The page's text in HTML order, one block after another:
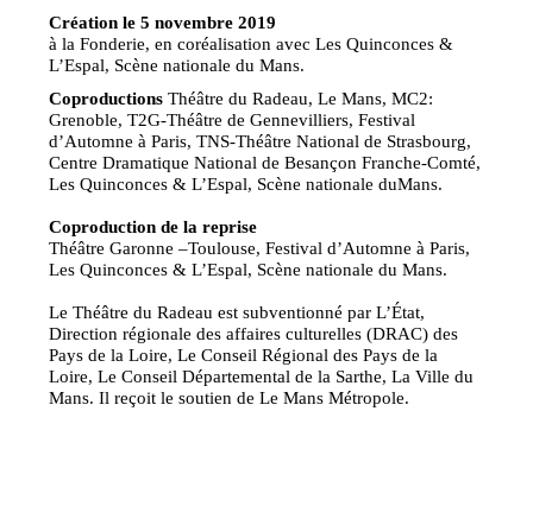
Création le 5 novembre 2019
à la Fonderie, en coréalisation avec Les Quinconces &
L’Espal, Scène nationale du Mans.
Coproductions Théâtre du Radeau, Le Mans, MC2:
Grenoble, T2G-Théâtre de Gennevilliers, Festival
d’Automne à Paris, TNS-Théâtre National de Strasbourg,
Centre Dramatique National de Besançon Franche-Comté,
Les Quinconces & L’Espal, Scène nationale duMans.
Coproduction de la reprise
Théâtre Garonne –Toulouse, Festival d’Automne à Paris,
Les Quinconces & L’Espal, Scène nationale du Mans.
Le Théâtre du Radeau est subventionné par L’État,
Direction régionale des affaires culturelles (DRAC) des
Pays de la Loire, Le Conseil Régional des Pays de la
Loire, Le Conseil Départemental de la Sarthe, La Ville du
Mans. Il reçoit le soutien de Le Mans Métropole.